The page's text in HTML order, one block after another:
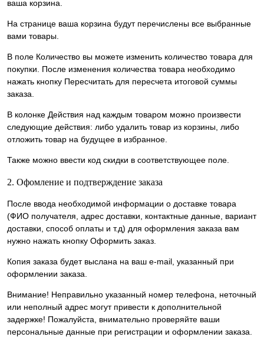
ваша корзина.
На странице ваша корзина будут перечислены все выбранные
вами товары.
В поле Количество вы можете изменить количество товара для
покупки. После изменения количества товара необходимо
нажать кнопку Пересчитать для пересчета итоговой суммы
заказа.
В колонке Действия над каждым товаром можно произвести
следующие действия: либо удалить товар из корзины, либо
отложить товар на будущее в избранное.
Также можно ввести код скидки в соответствующее поле.
2. Офомление и подтверждение заказа
После ввода необходимой информации о доставке товара
(ФИО получателя, адрес доставки, контактные данные, вариант
доставки, способ оплаты и т.д) для оформления заказа вам
нужно нажать кнопку Оформить заказ.
Копия заказа будет выслана на ваш e-mail, указанный при
оформлении заказа.
Внимание! Неправильно указанный номер телефона, неточный
или неполный адрес могут привести к дополнительной
задержке! Пожалуйста, внимательно проверяйте ваши
персональные данные при регистрации и оформлении заказа.